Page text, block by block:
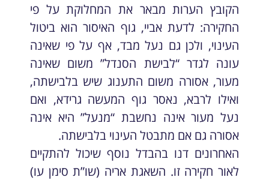
הקובץ הערות מבאר את המחלוקת על פי
החקירה: לדעת אביי, גוף האיסור הוא ביטול
העינוי, ולכן גם נעל מבד, אף על פי שאינה
עונה לגדר “לבישת הסנדל” משום שאינה
מעור, אסורה משום התענוג שיש בלבישתה,
ואילו לרבא, נאסר גוף המעשה גרידא, ואם
נעל מעור אינה נחשבת “מנעל” היא אינה
אסורה גם אם מתבטל העינוי בלבישתה.
האחרונים דנו בהבדל נוסף שיכול להתקיים
לאור חקירה זו. השאגת אריה (שו”ת סימן עו)